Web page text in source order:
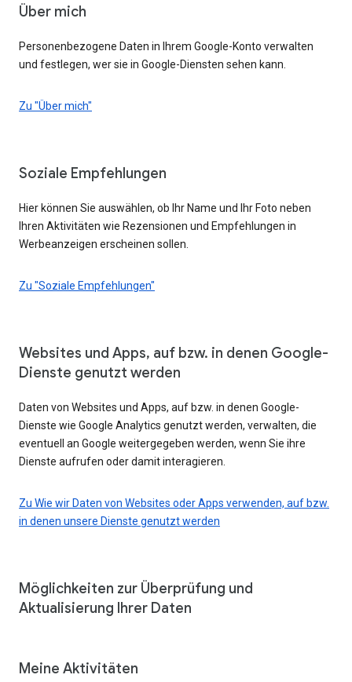
Über mich
Personenbezogene Daten in Ihrem Google-Konto verwalten
und festlegen, wer sie in Google-Diensten sehen kann.
Zu "Über mich"
Soziale Empfehlungen
Hier können Sie auswählen, ob Ihr Name und Ihr Foto neben
Ihren Aktivitäten wie Rezensionen und Empfehlungen in
Werbeanzeigen erscheinen sollen.
Zu "Soziale Empfehlungen"
Websites und Apps, auf bzw. in denen Google-
Dienste genutzt werden
Daten von Websites und Apps, auf bzw. in denen Google-
Dienste wie Google Analytics genutzt werden, verwalten, die
eventuell an Google weitergegeben werden, wenn Sie ihre
Dienste aufrufen oder damit interagieren.
Zu Wie wir Daten von Websites oder Apps verwenden, auf bzw.
in denen unsere Dienste genutzt werden
Möglichkeiten zur Überprüfung und
Aktualisierung Ihrer Daten
Meine Aktivitäten